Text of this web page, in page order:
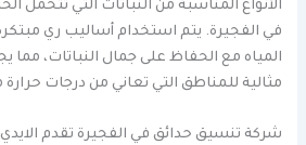
الأنواع المناسبة من النباتات التي تتحمل
في الفجيرة. يتم استخدام أساليب ري
المياه مع الحفاظ على جمال النباتات، مما
مثالية للمناطق التي تعاني من درجات حرارة
شركة تنسيق حدائق في الفجيرة تقدم